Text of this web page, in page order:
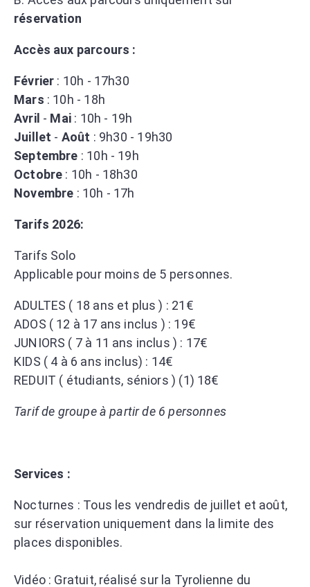
réservation
Accès aux parcours :
Février : 10h - 17h30
Mars : 10h - 18h
Avril - Mai : 10h - 19h
Juillet - Août : 9h30 - 19h30
Septembre : 10h - 19h
Octobre : 10h - 18h30
Novembre : 10h - 17h
Tarifs 2026:
Tarifs Solo
Applicable pour moins de 5 personnes.
​ADULTES ( 18 ans et plus ) : 21€
ADOS ( 12 à 17 ans inclus ) : 19€
JUNIORS ( 7 à 11 ans inclus ) : 17€
KIDS ( 4 à 6 ans inclus) : 14€
REDUIT ( étudiants, séniors ) (1) 18€
Tarif de groupe à partir de 6 personnes
Services :
Nocturnes : Tous les vendredis de juillet et août,
sur réservation uniquement dans la limite des
places disponibles.
Vidéo : Gratuit, réalisé sur la Tyrolienne du